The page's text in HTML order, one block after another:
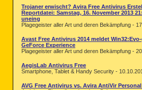
Trojaner erwischt? Avira Free Antivirus
Reportdatei: Samstag, 16. November 2013
uneing
Plagegeister aller Art und deren Bekämpfung -
Avast Free Antivirus 2014 meldet
GeForce Experience
Plagegeister aller Art und deren Bekämpfung -
AegisLab Antivirus Free
Smartphone, Tablet & Handy Security -
AVG Free Antivirus vs. Avira AntiVir